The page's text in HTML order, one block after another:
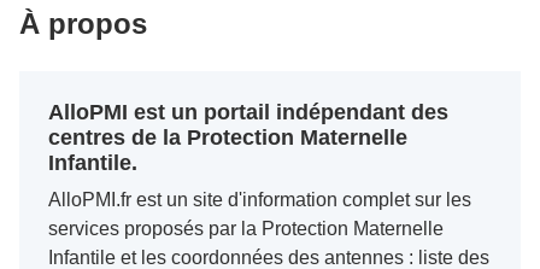
À propos
AlloPMI est un portail indépendant des
centres de la Protection Maternelle
Infantile.
AlloPMI.fr est un site d'information complet sur les
services proposés par la Protection Maternelle
Infantile et les coordonnées des antennes : liste des